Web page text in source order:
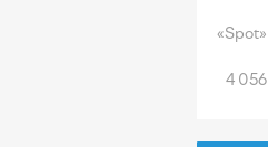
«Spot»
4 056